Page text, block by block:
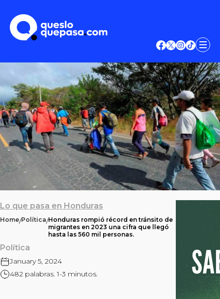
Lo que pasa en Honduras
Home/Política/Honduras rompió récord en tránsito de
migrantes en 2023 una cifra que llegó
hasta las 560 mil personas.
Política
January 5, 2024
482 palabras. 1-3 minutos.